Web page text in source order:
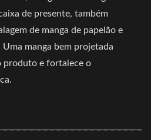
de presente, também
de manga de papelão e
manga bem projetada
produto e fortalece o